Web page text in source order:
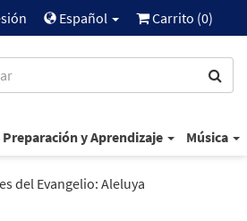
Español Carrito (0)
Preparación y Aprendizaje Música
del Evangelio: Aleluya